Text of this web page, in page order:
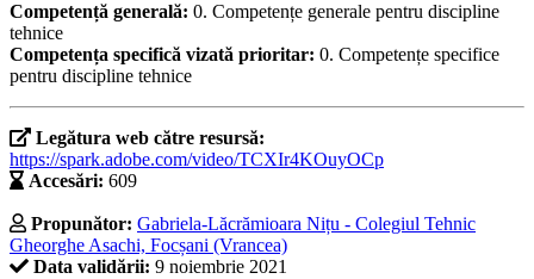
Competență generală: 0. Competențe generale pentru discipline
tehnice
Competența specifică vizată prioritar: 0. Competențe specifice
pentru discipline tehnice
Legătura web către resursă:
https://spark.adobe.com/video/TCXIr4KOuyOCp
Accesări: 609
Propunător: Gabriela-Lăcrămioara Nițu - Colegiul Tehnic
Gheorghe Asachi, Focșani (Vrancea)
Data validării: 9 noiembrie 2021